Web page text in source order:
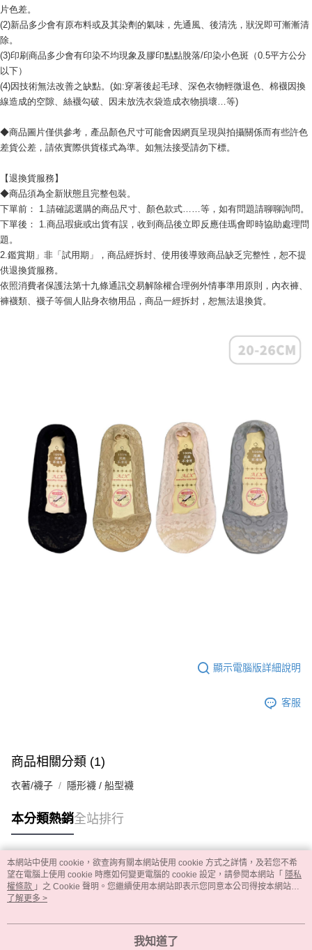
片色差。
(2)新品多少會有原布料或及其染劑的氣味，先通風、後清洗，狀況即可漸漸清
除。
(3)印刷商品多少會有印染不均現象及膠印點點脫落/印染小色斑（0.5平方公分
以下）
(4)因技術無法改善之缺點。(如:穿著後起毛球、深色衣物輕微退色、棉襪因換
線造成的空隙、絲襪勾破、因未放洗衣袋造成衣物損壞…等)
◆商品圖片僅供參考，產品顏色尺寸可能會因網頁呈現與拍攝關係而有些許色
差貨公差，請依實際供貨樣式為準。如無法接受請勿下標。
【退換貨服務】
◆商品須為全新狀態且完整包裝。
下單前： 1.請確認選購的商品尺寸、顏色款式……等，如有問題請聊聊詢問。
下單後： 1.商品瑕疵或出貨有誤，收到商品後立即反應佳瑪會即時協助處理問
題。
2.鑑賞期」非「試用期」，商品經拆封、使用後導致商品缺乏完整性，恕不提
供退換貨服務。
依照消費者保護法第十九條通訊交易解除權合理例外情事準用原則，內衣褲、
褲襪類、襪子等個人貼身衣物用品，商品一經拆封，恕無法退換貨。
顯示電腦版詳細說明
客服
商品相關分類 (1)
衣著/襪子 隱形襪 / 船型襪
本分類熱銷全站排行
熱門標籤
本網站中使用 cookie，欲查詢有關本網站使用 cookie 方式之詳情，及若您不希
望在電腦上使用 cookie 時應如何變更電腦的 cookie 設定，請參閱本網站「 隱私
權條款 」之 Cookie 聲明。您繼續使用本網站即表示您同意本公司得按本網站使
用條款之 Cookie 聲明使用 cookie。
了解更多 >
我知道了